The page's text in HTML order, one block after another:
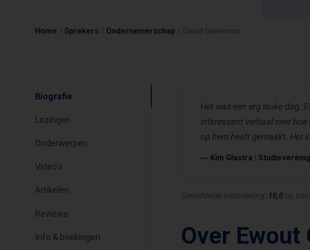
Home / Sprekers / Ondernemerschap / Ewout Genemans
Biografie
Lezingen
Onderwerpen
Video's
Artikelen
Reviews
Info & boekingen
Het was een erg leuke dag.
interessant verhaal over
op hem heeft gemaakt. Het
― Kim Glastra |
Gemiddelde beoordeling: 10,0 op
Over Ewout